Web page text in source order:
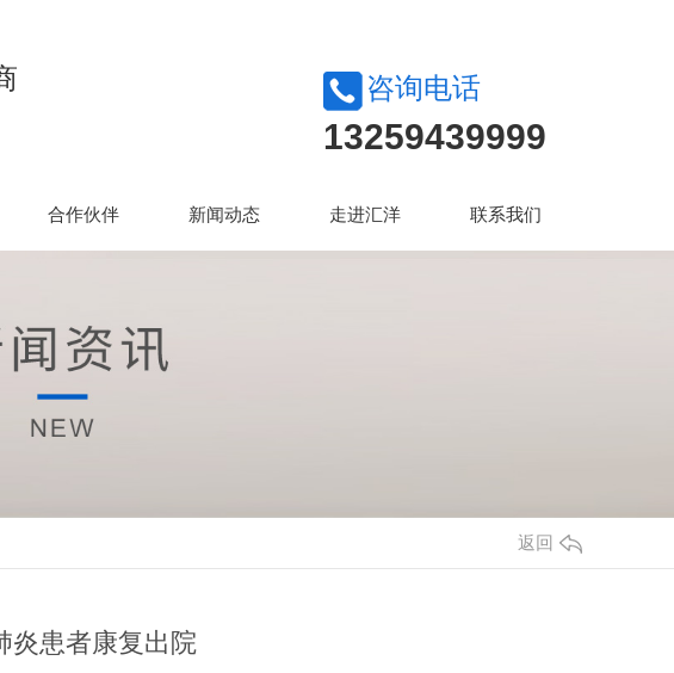
咨询电话
13259439999
合作伙伴 新闻动态 走进汇洋 联系我们
返回
炎患者康复出院